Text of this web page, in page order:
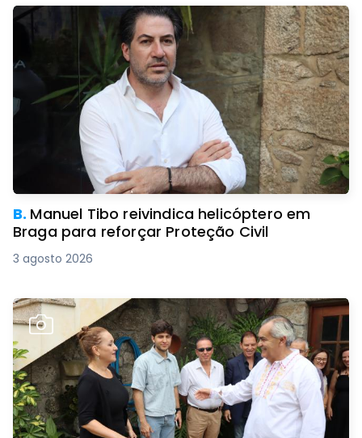
B. Manuel Tibo reivindica helicóptero em
Braga para reforçar Proteção Civil
3 agosto 2026